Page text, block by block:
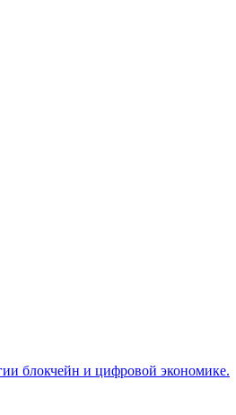
блокчейн и цифровой экономике.